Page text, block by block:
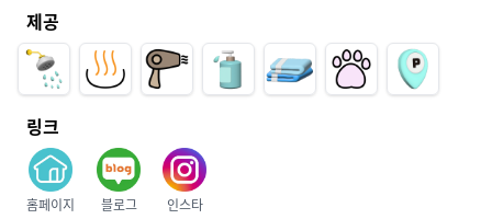
제공
링크
홈페이지 블로그 인스타